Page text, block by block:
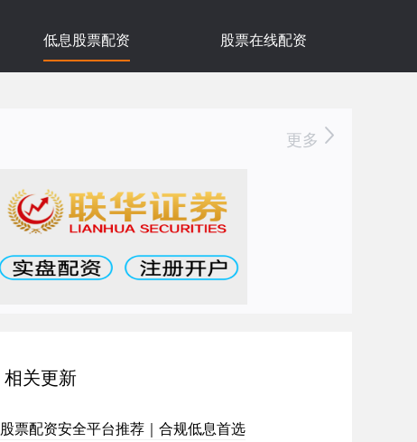
低息股票配资 股票在线配资
更多
相关更新
股票配资安全平台推荐｜合规低息首选